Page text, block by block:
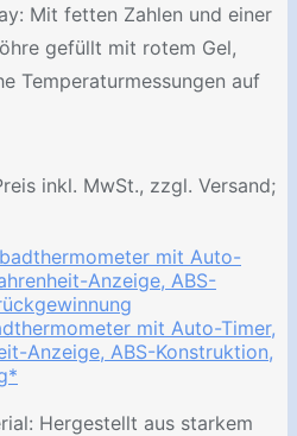
Mit fetten Zahlen und einer
gefüllt mit rotem Gel,
Temperaturmessungen auf
inkl. MwSt., zzgl. Versand;
mit Auto-Timer,
Anzeige, ABS-Konstruktion,
Hergestellt aus starkem